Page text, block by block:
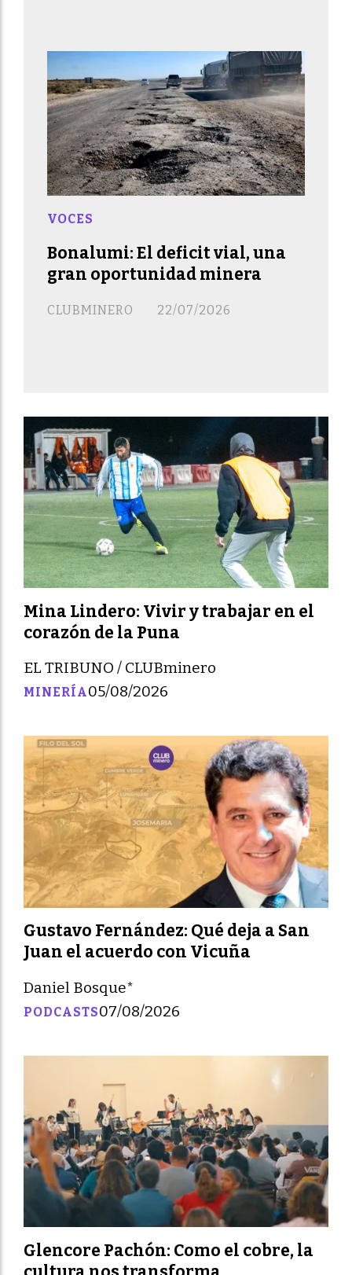
Bonalumi: El deficit vial, una
gran oportunidad minera
CLUBMINERO
VOCES
22/07/2026
Mina Lindero: Vivir y trabajar en el
corazón de la Puna
EL TRIBUNO / CLUBminero
MINERÍA05/08/2026
Gustavo Fernández: Qué deja a San
Juan el acuerdo con Vicuña
Daniel Bosque*
PODCASTS07/08/2026
Glencore Pachón: Como el cobre, la